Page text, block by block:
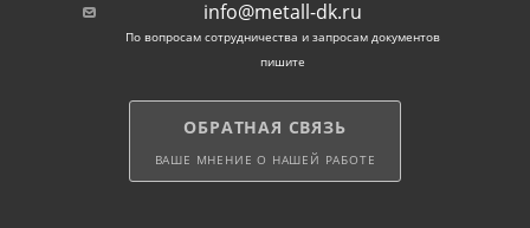
легко затягиваются с использованием ключа, что
делает процесс монтажа быстрым и удобным.
Оцинкованное покрытие: Мы предлагаем болты
крепления шестигранные с оцинкованным
покрытием, что обеспечивает защиту от коррозии и
увеличивает срок службы.
info@metall-dk.ru
По вопросам сотрудничества и запросам документов
пишите
ОБРАТНАЯ СВЯЗЬ
ВАШЕ МНЕНИЕ О НАШЕЙ РАБОТЕ